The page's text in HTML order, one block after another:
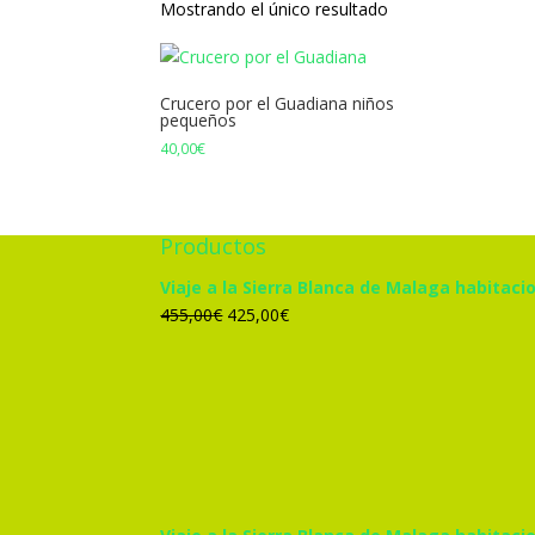
Mostrando el único resultado
Crucero por el Guadiana niños
pequeños
40,00€
Productos
Viaje a la Sierra Blanca de Malaga
455,00€ El
425,00€El